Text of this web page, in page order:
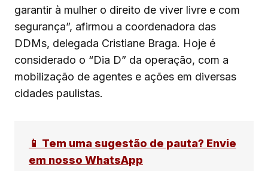
garantir à mulher o direito de viver livre e com
segurança”, afirmou a coordenadora das
DDMs, delegada Cristiane Braga. Hoje é
considerado o “Dia D” da operação, com a
mobilização de agentes e ações em diversas
cidades paulistas.
📱 Tem uma sugestão de pauta? Envie
em nosso WhatsApp